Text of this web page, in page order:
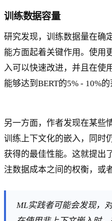
训练数据容量
研究发现，训练数据量在确
能方面起着关键作用。使用
入可以快速改进，并且在使
能够达到BERT的5% - 10%的
另一方面，作者发现在某些
训练上下文化的嵌入，同时
获得的最佳性能。这就提出
注数据成本之间的权衡，或
ML实践者可能会发现，